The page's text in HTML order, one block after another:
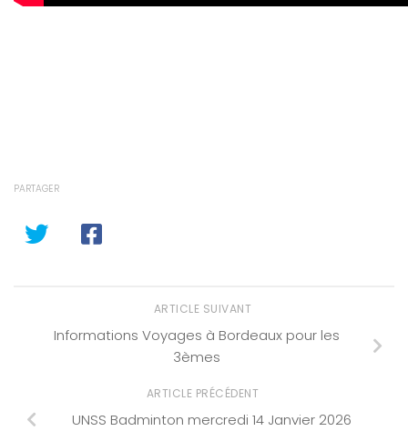
PARTAGER
ARTICLE SUIVANT
Informations Voyages à Bordeaux pour les
3èmes
ARTICLE PRÉCÉDENT
UNSS Badminton mercredi 14 Janvier 2026